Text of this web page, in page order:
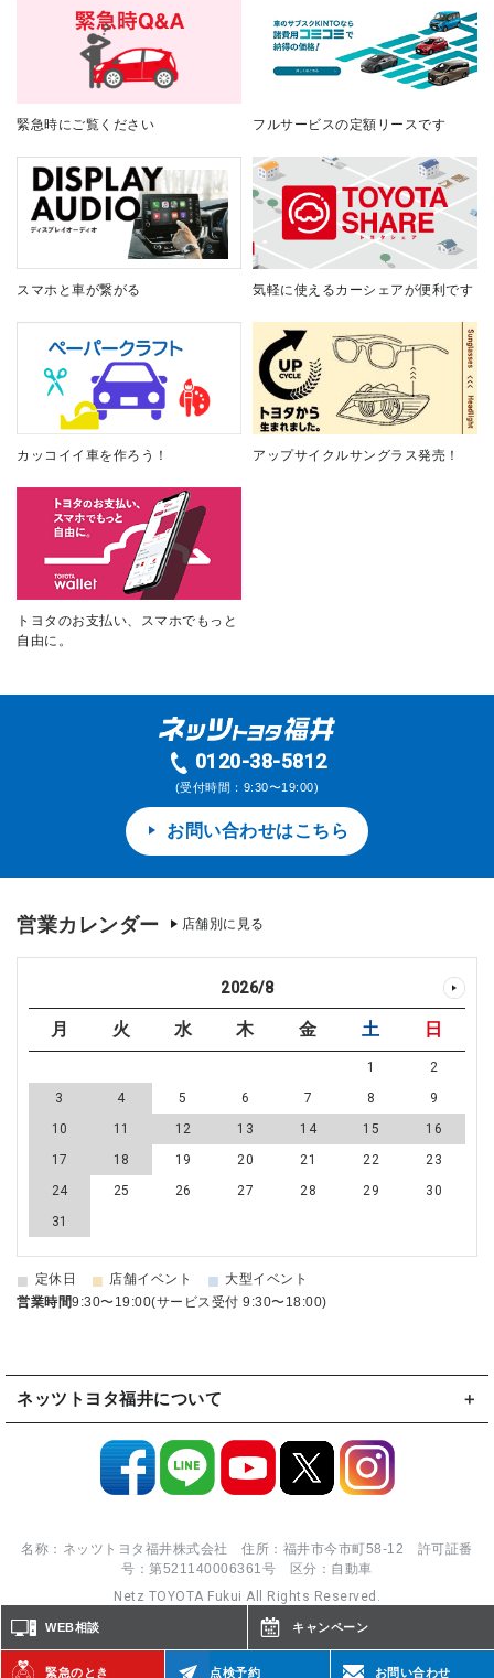
WEB相談 キャンペーン
緊急のとき 点検予約 お問い合わせ
緊急時にご覧ください フルサービスの定額リースです
スマホと車が繋がる 気軽に使えるカーシェアが便利です
カッコイイ車を作ろう！ アップサイクルサングラス発売！
トヨタのお支払い、スマホでもっと
自由に。
0120-38-5812
(受付時間：9:30〜19:00)
お問い合わせはこちら
営業カレンダー 店舗別に見る
2026/8
月 火 水 木 金 土 日
1
2
3
4 5 6 7 8
9
10
11 12 13 14 15
16
17
18 19 20 21 22
23
24
25 26 27 28 29
30
31
■ 定休日 ■ 店舗イベント ■ 大型イベント
営業時間9:30〜19:00(サービス受付 9:30〜18:00)
ネッツトヨタ福井について
名称：ネッツトヨタ福井株式会社 住所：福井市今市町58-12 許可証番
号：第521140006361号 区分：自動車
Netz TOYOTA Fukui All Rights Reserved.